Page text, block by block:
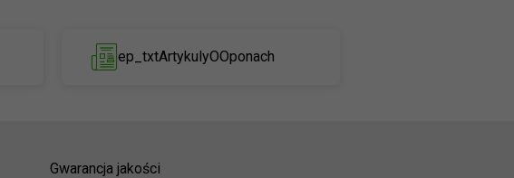
ep_txtArtykulyOOponach
Gwarancja jakości